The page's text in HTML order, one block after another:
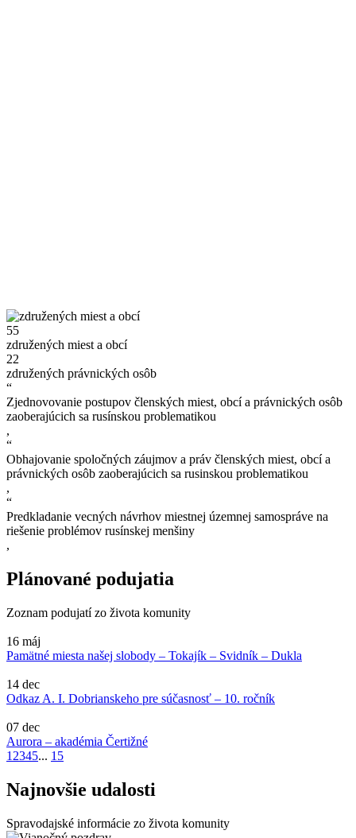
55
združených miest a obcí
22
združených právnických osôb
“
Zjednovovanie postupov členských miest, obcí a právnických osôb
zaoberajúcich sa rusínskou problematikou
,
“
Obhajovanie spoločných záujmov a práv členských miest, obcí a
právnických osôb zaoberajúcich sa rusinskou problematikou
,
“
Predkladanie vecných návrhov miestnej územnej samospráve na
riešenie problémov rusínskej menšiny
,
Plánované podujatia
Zoznam podujatí zo života komunity
16 máj
Pamätné miesta našej slobody – Tokajík – Svidník – Dukla
14 dec
Odkaz A. I. Dobrianskeho pre súčasnosť – 10. ročník
07 dec
Aurora – akadémia Čertižné
1 2345... 15
Najnovšie udalosti
Spravodajské informácie zo života komunity